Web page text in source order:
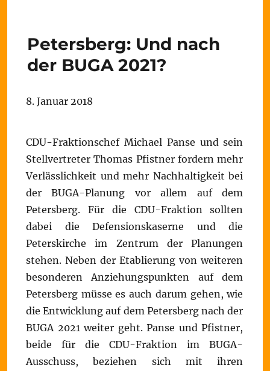
Petersberg: Und nach
der BUGA 2021?
8. Januar 2018
CDU-Fraktionschef Michael Panse und sein
Stellvertreter Thomas Pfistner fordern mehr
Verlässlichkeit und mehr Nachhaltigkeit bei
der BUGA-Planung vor allem auf dem
Petersberg. Für die CDU-Fraktion sollten
dabei die Defensionskaserne und die
Peterskirche im Zentrum der Planungen
stehen. Neben der Etablierung von weiteren
besonderen Anziehungspunkten auf dem
Petersberg müsse es auch darum gehen, wie
die Entwicklung auf dem Petersberg nach der
BUGA 2021 weiter geht. Panse und Pfistner,
beide für die CDU-Fraktion im BUGA-
Ausschuss, beziehen sich mit ihren